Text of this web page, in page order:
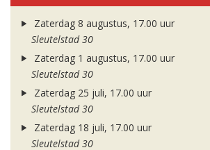
Zaterdag 8 augustus, 17.00 uur
Sleutelstad 30
Zaterdag 1 augustus, 17.00 uur
Sleutelstad 30
Zaterdag 25 juli, 17.00 uur
Sleutelstad 30
Zaterdag 18 juli, 17.00 uur
Sleutelstad 30